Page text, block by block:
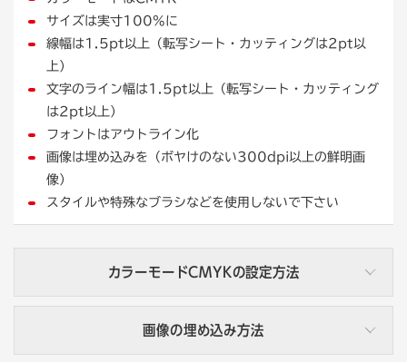
サイズは実寸100%に
線幅は1.5pt以上（転写シート・カッティングは2pt以
上）
文字のライン幅は1.5pt以上（転写シート・カッティング
は2pt以上）
フォントはアウトライン化
画像は埋め込みを（ボヤけのない300dpi以上の鮮明画
像）
スタイルや特殊なブラシなどを使用しないで下さい
カラーモードCMYKの設定方法
ファイル名の横にカラーモードが表示されています。CMYK
と表示されている場合はOKです。
画像の埋め込み方法